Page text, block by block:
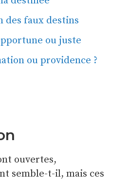
des faux destins
ou juste
ou providence ?
ouvertes,
semble-t-il, mais ces